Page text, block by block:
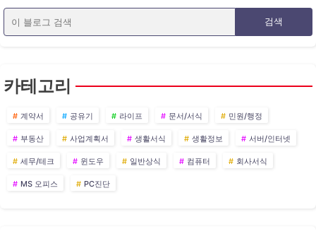
카테고리
계약서 공유기 라이프 문서/서식 민원/행정
부동산 사업계획서 생활서식 생활정보 서버/인터넷
세무/테크 윈도우 일반상식 컴퓨터 회사서식
MS 오피스 PC진단